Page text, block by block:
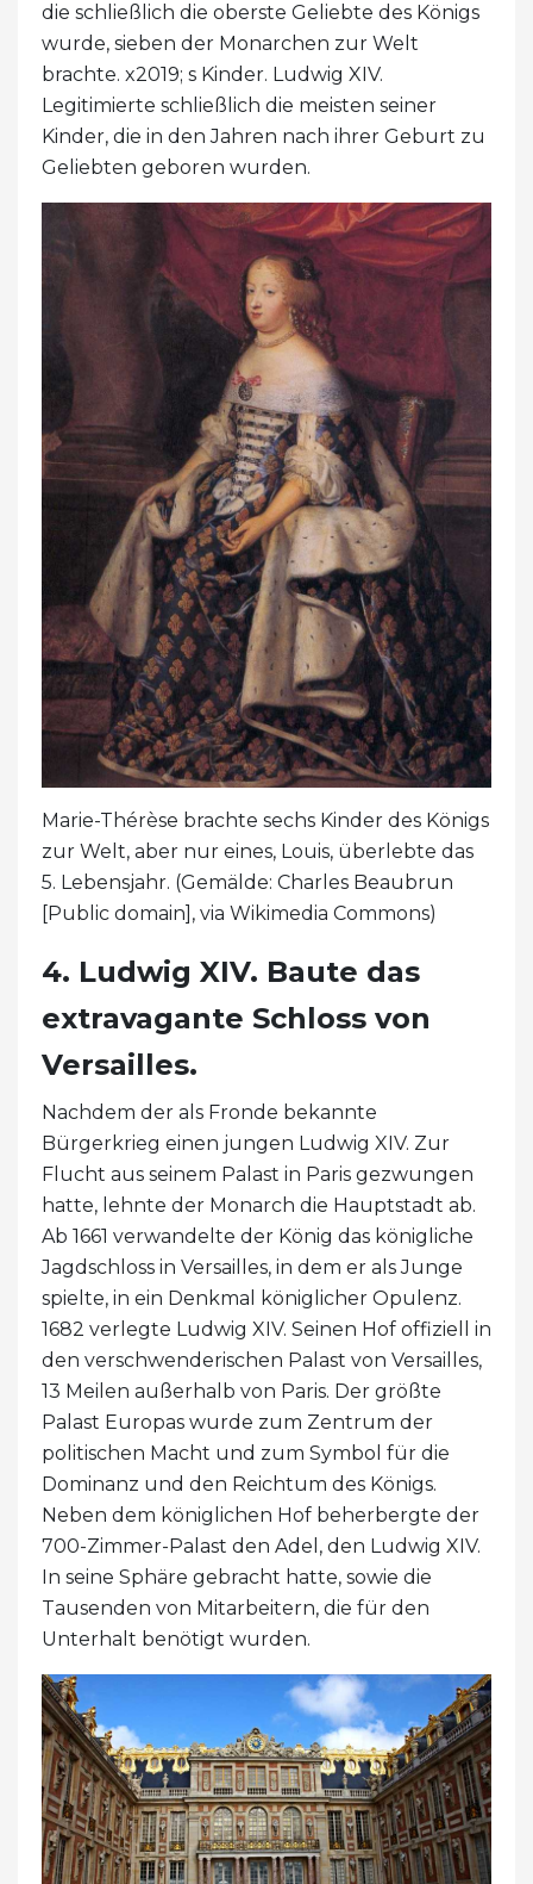
die schließlich die oberste Geliebte des Königs
wurde, sieben der Monarchen zur Welt
brachte. x2019; s Kinder. Ludwig XIV.
Legitimierte schließlich die meisten seiner
Kinder, die in den Jahren nach ihrer Geburt zu
Geliebten geboren wurden.
Marie-Thérèse brachte sechs Kinder des Königs
zur Welt, aber nur eines, Louis, überlebte das
5. Lebensjahr. (Gemälde: Charles Beaubrun
[Public domain], via Wikimedia Commons)
4. Ludwig XIV. Baute das
extravagante Schloss von
Versailles.
Nachdem der als Fronde bekannte
Bürgerkrieg einen jungen Ludwig XIV. Zur
Flucht aus seinem Palast in Paris gezwungen
hatte, lehnte der Monarch die Hauptstadt ab.
Ab 1661 verwandelte der König das königliche
Jagdschloss in Versailles, in dem er als Junge
spielte, in ein Denkmal königlicher Opulenz.
1682 verlegte Ludwig XIV. Seinen Hof offiziell in
den verschwenderischen Palast von Versailles,
13 Meilen außerhalb von Paris. Der größte
Palast Europas wurde zum Zentrum der
politischen Macht und zum Symbol für die
Dominanz und den Reichtum des Königs.
Neben dem königlichen Hof beherbergte der
700-Zimmer-Palast den Adel, den Ludwig XIV.
In seine Sphäre gebracht hatte, sowie die
Tausenden von Mitarbeitern, die für den
Unterhalt benötigt wurden.